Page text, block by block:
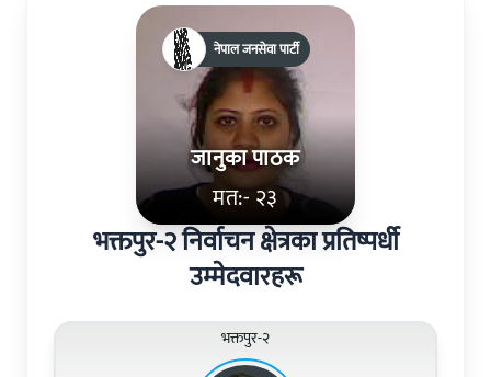
जानुका पाठक
मत:- २३
नेपाल जनसेवा पार्टी
भक्तपुर-२ निर्वाचन क्षेत्रका प्रतिष्पर्धी
उम्मेदवारहरू
भक्तपुर-२